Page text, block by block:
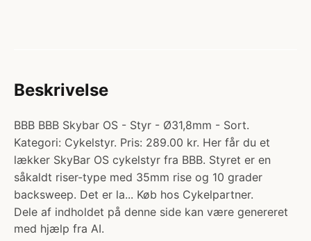
Beskrivelse
BBB BBB Skybar OS - Styr - Ø31,8mm - Sort.
Kategori: Cykelstyr. Pris: 289.00 kr. Her får du et
lækker SkyBar OS cykelstyr fra BBB. Styret er en
såkaldt riser-type med 35mm rise og 10 grader
backsweep. Det er la... Køb hos Cykelpartner.
Dele af indholdet på denne side kan være genereret
med hjælp fra AI.